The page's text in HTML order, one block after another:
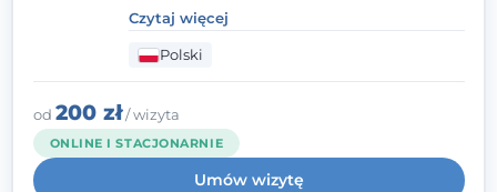
dorosłymi, młodzieżą i dziećmi, opierając
pomoc na zrozumieniu indywidualnych
potrzeb i więzi zbudowanej na zaufaniu.
Terapia to dla mnie bezpieczne miejsce, w
którym poczujesz się wysłuchany i
zrozumiany.
Czytaj więcej
Polski
od 200 zł/ wizyta
ONLINE I STACJONARNIE
Umów wizytę